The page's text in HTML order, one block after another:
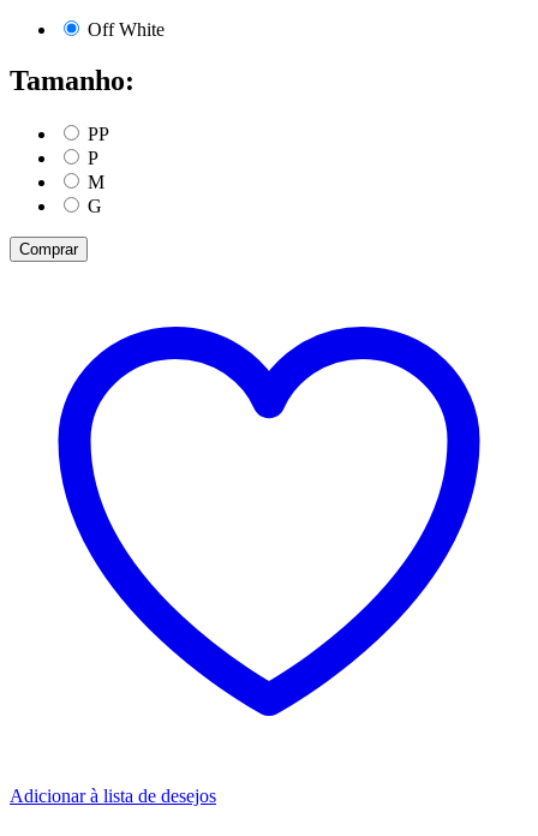
Off White
Tamanho:
PP
P
M
G
Comprar
Adicionar à lista de desejos